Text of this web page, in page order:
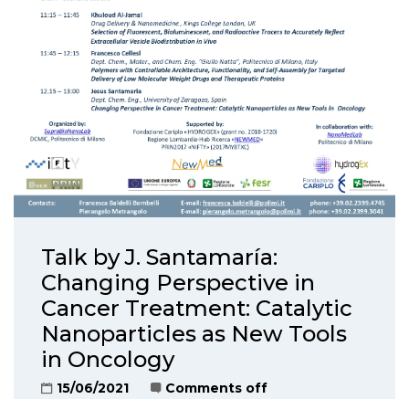
Talk by J. Santamaría:
Changing Perspective in
Cancer Treatment: Catalytic
Nanoparticles as New Tools
in Oncology
15/06/2021 Comments off